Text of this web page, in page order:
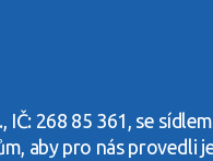
268 85 361, se
aby pro nás provedli